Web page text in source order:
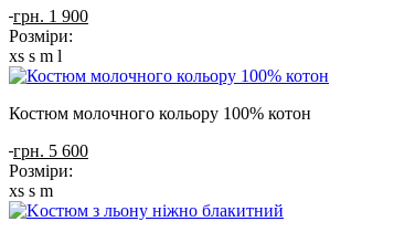
грн. 1 900
Розміри:
xs s m l
Костюм молочного кольору 100% котон
грн. 5 600
Розміри:
xs s m